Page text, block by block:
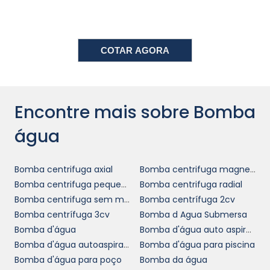
ou mesmo a falhas operacionais.
EMPRESA
Escolher a bomba de água ideal requer uma
análise aprofundada das necessidades do seu
necessária para suas operações. Isso leva em
conta fatores como o volume de água que
será transportado e a distância que esse
líquido precisa percorrer. Mais do que uma
simples escolha, este processo deve ser
baseado em dados concretos para garantir a
eficiência e a economia.
COTAR AGORA
Encontre mais sobre Bomba
água
Bomba centrifuga axial
Bomba centrifuga magnetica
Bomba centrifuga pequena
Bomba centrifuga radial
Bomba centrifuga sem motor
Bomba centrífuga 2cv
Bomba centrífuga 3cv
Bomba d Agua Submersa
Bomba d'água
Bomba d'água auto aspirante
Bomba d'água autoaspirante
Bomba d'água para piscina
Bomba d'água para poço
Bomba da água